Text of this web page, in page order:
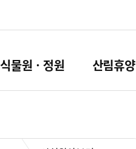
식물원ㆍ정원 산림휴양